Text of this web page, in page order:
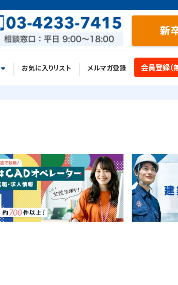
お気に入りリスト メルマガ登録 会員登録（